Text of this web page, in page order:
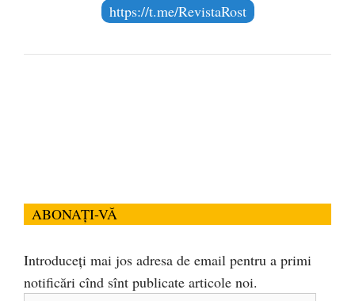
https://t.me/RevistaRost
ABONAȚI-VĂ
Introduceți mai jos adresa de email pentru a primi
notificări cînd sînt publicate articole noi.